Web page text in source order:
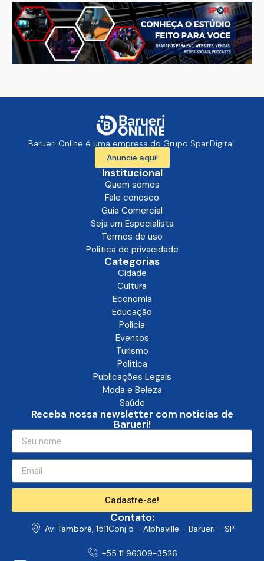
Barueri Online é uma empresa do Grupo Spar.Digital.
Anuncie aqui!
Institucional
Quem somos
Fale conosco
Guia Comercial
Seja um Especialista
Termos de uso
Politica de privacidade
Categorias
Cidade
Cultura
Economia
Educação
Polícia
Eventos
Turismo
Política
Publicações Legais
Moda e Beleza
Saúde
Receba nossa newsletter com noticias de
Barueri!
Cadastre-se!
Contato:
Av. Tamboré, 1511Conj 5 - Alphaville - Barueri - SP
+55 11 96309-3526